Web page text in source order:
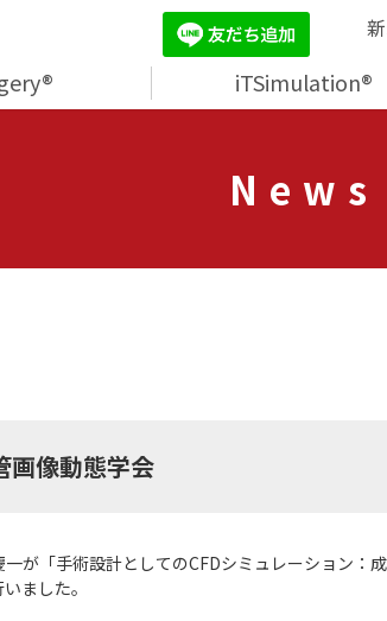
iTSimulation®
News
画像動態学会
が「手術設計としてのCFDシミュレーション
ました。